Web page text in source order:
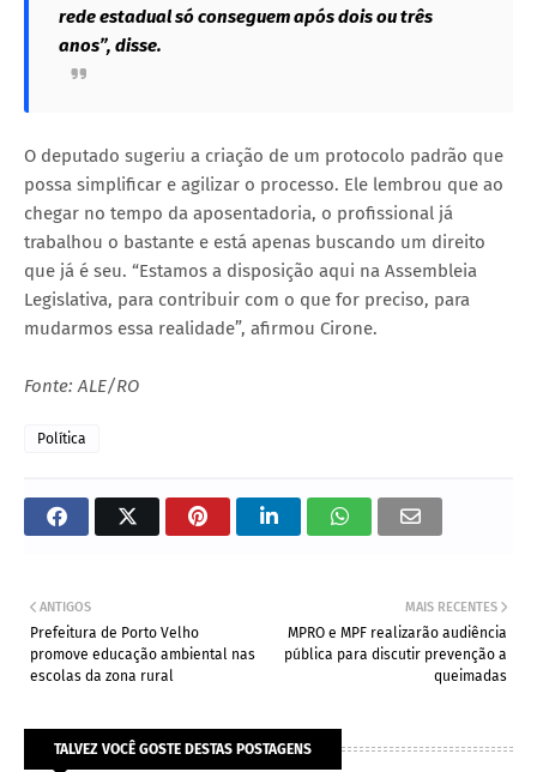
rede estadual só conseguem após dois ou três
anos”, disse.
O deputado sugeriu a criação de um protocolo padrão que
possa simplificar e agilizar o processo. Ele lembrou que ao
chegar no tempo da aposentadoria, o profissional já
trabalhou o bastante e está apenas buscando um direito
que já é seu. “Estamos a disposição aqui na Assembleia
Legislativa, para contribuir com o que for preciso, para
mudarmos essa realidade”, afirmou Cirone.
Fonte: ALE/RO
Política
MAIS RECENTES
MPRO e MPF realizarão audiência
pública para discutir prevenção a
queimadas
ANTIGOS
Prefeitura de Porto Velho
promove educação ambiental nas
escolas da zona rural
TALVEZ VOCÊ GOSTE DESTAS POSTAGENS